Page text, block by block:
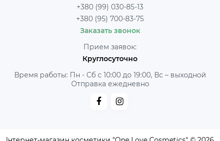
+380 (99) 030-85-13
+380 (95) 700-83-75
Заказать звонок
Прием заявок:
Круглосуточно
Время работы: Пн - Сб с 10:00 до 19:00, Вс – выходной
Отправка ежедневно